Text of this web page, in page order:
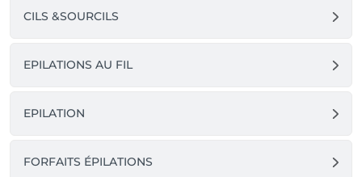
CILS &SOURCILS
EPILATIONS AU FIL
EPILATION
FORFAITS ÉPILATIONS